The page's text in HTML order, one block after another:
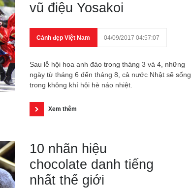
vũ điệu Yosakoi
Cảnh đẹp Việt Nam 04/09/2017 04:57:07
Sau lễ hội hoa anh đào trong tháng 3 và 4, những
ngày từ tháng 6 đến tháng 8, cả nước Nhật sẽ sống
trong không khí hội hè náo nhiệt.
Xem thêm
10 nhãn hiệu
chocolate danh tiếng
nhất thế giới